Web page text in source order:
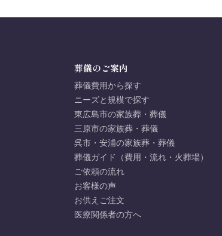
葬儀のご案内
葬儀費用から探す
ニーズと規模で探す
東広島市の家族葬・葬儀
三原市の家族葬・葬儀
呉市・安浦の家族葬・葬儀
葬儀ガイド（費用・流れ・火葬場）
ご依頼の流れ
お客様の声
お供えご注文
医療関係者の方へ